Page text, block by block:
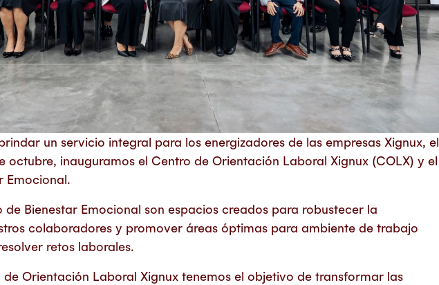
un servicio integral para los energizadores de las empresas Xignux, el
octubre, inauguramos el Centro de Orientación Laboral Xignux (COLX) y el
Emocional.
de Bienestar Emocional son espacios creados para robustecer la
colaboradores y promover áreas óptimas para ambiente de trabajo
retos laborales.
Orientación Laboral Xignux tenemos el objetivo de transformar las